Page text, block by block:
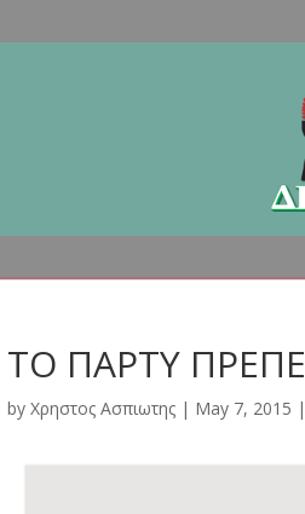
ΤΟ ΠΑΡΤΥ
byΧρηστος Ασπιωτης | May 7, 2015